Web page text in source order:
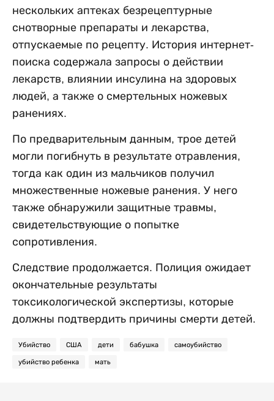
нескольких аптеках безрецептурные
снотворные препараты и лекарства,
отпускаемые по рецепту. История интернет-
поиска содержала запросы о действии
лекарств, влиянии инсулина на здоровых
людей, а также о смертельных ножевых
ранениях.
По предварительным данным, трое детей
могли погибнуть в результате отравления,
тогда как один из мальчиков получил
множественные ножевые ранения. У него
также обнаружили защитные травмы,
свидетельствующие о попытке
сопротивления.
Следствие продолжается. Полиция ожидает
окончательные результаты
токсикологической экспертизы, которые
должны подтвердить причины смерти детей.
Убийство США дети бабушка самоубийство
убийство ребенка мать